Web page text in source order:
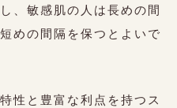
、敏感肌の人は長めの間
めの間隔を保つとよいで
性と豊富な利点を持つス